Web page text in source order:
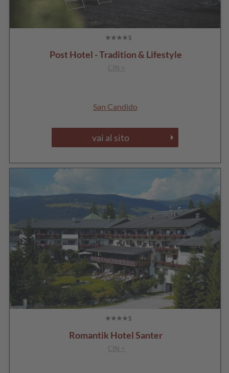
Post Hotel - Tradition & Lifestyle
CIN +
San Candido
vai al sito
Romantik Hotel Santer
CIN +